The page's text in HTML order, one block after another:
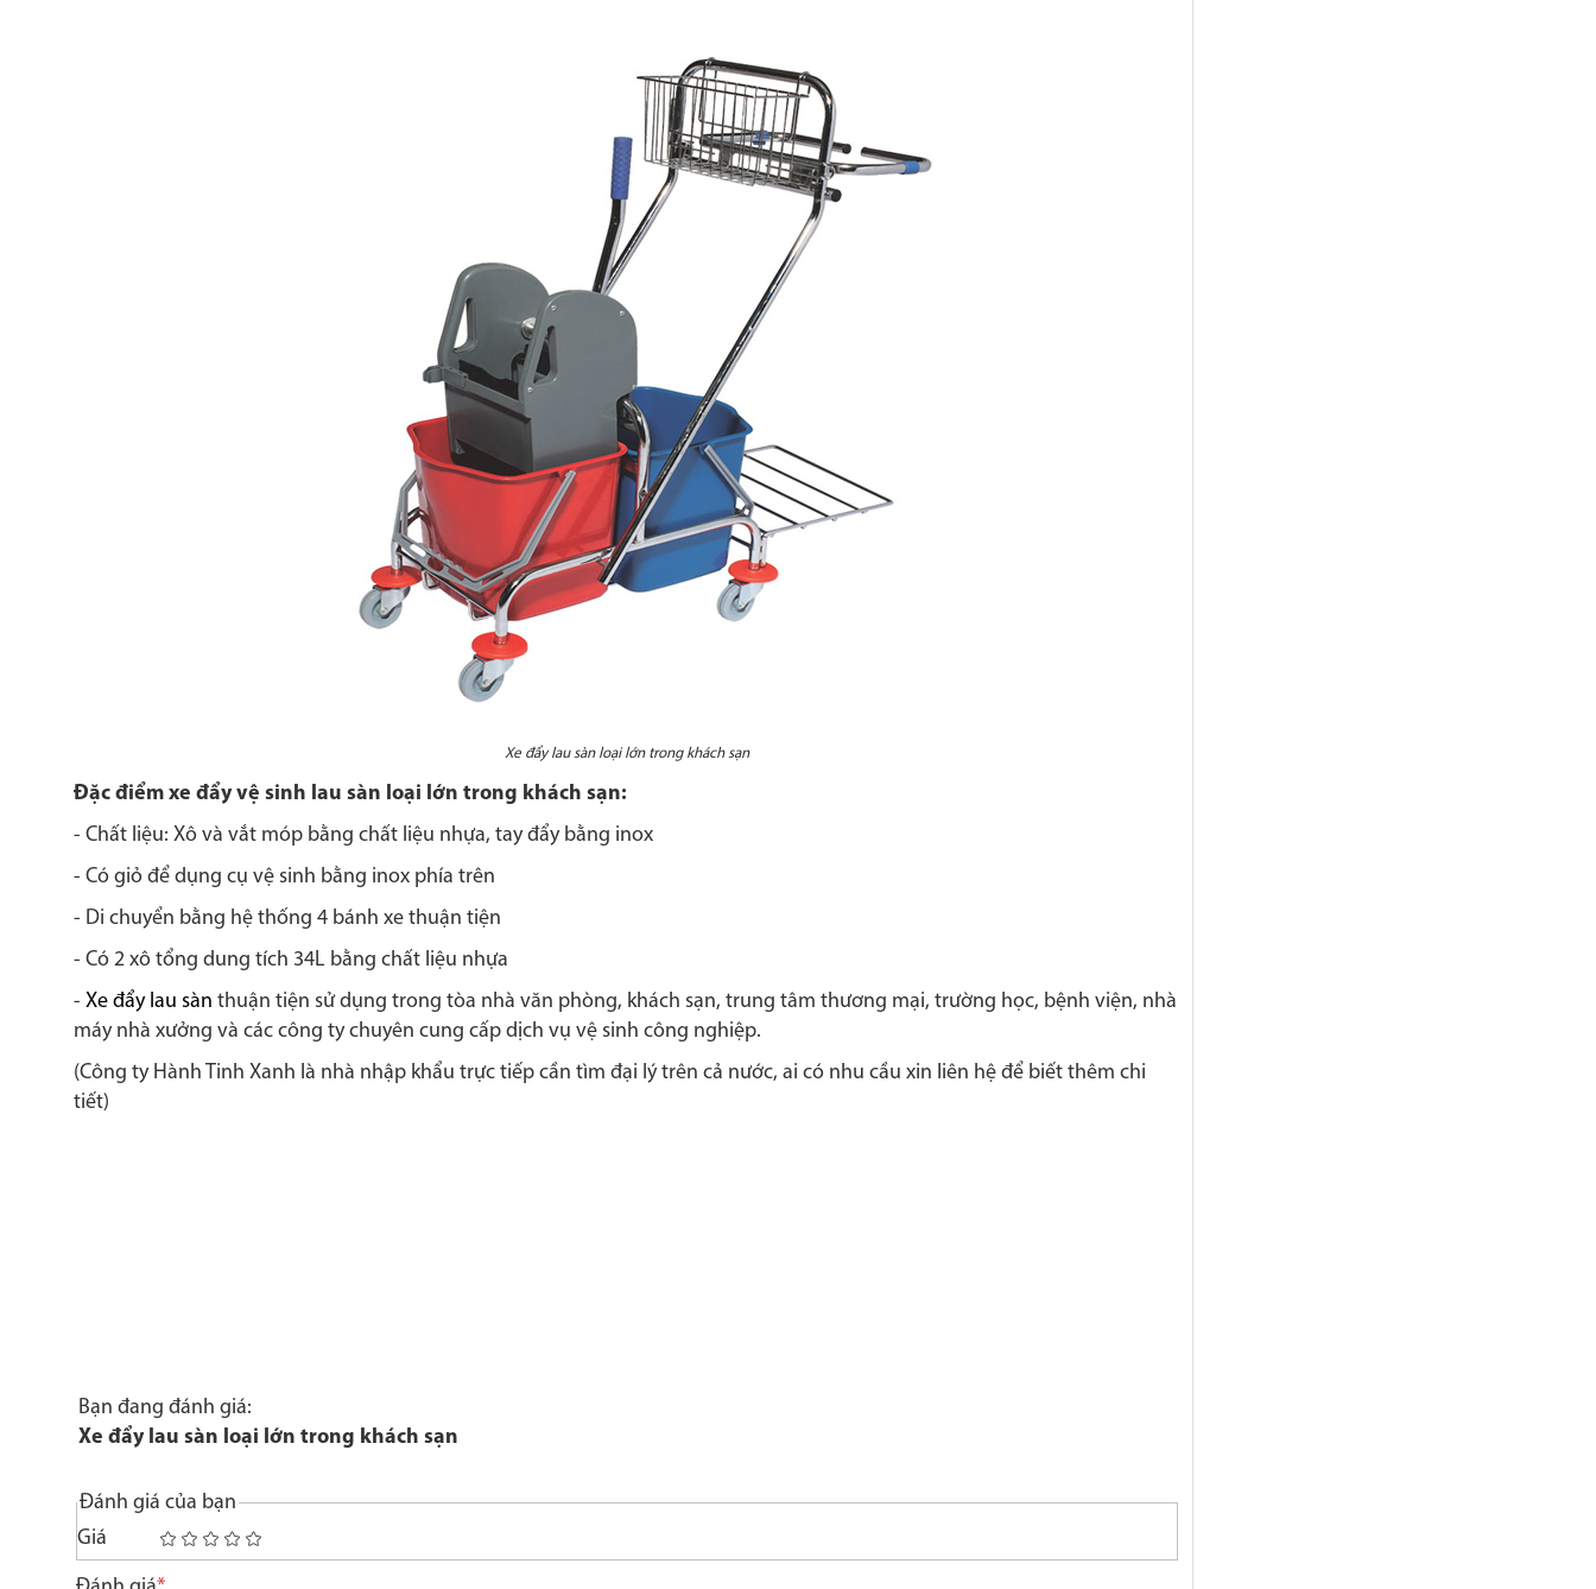
Xe đẩy lau sàn loại lớn trong khách sạn
Đặc điểm xe đẩy vệ sinh lau sàn loại lớn trong khách sạn:
- Chất liệu: Xô và vắt móp bằng chất liệu nhựa, tay đẩy bằng inox
- Có giỏ để dụng cụ vệ sinh bằng inox phía trên
- Di chuyển bằng hệ thống 4 bánh xe thuận tiện
- Có 2 xô tổng dung tích 34L bằng chất liệu nhựa
- Xe đẩy lau sàn thuận tiện sử dụng trong tòa nhà văn phòng, khách sạn, trung tâm thương mại, trường học, bệnh viện, nhà
máy nhà xưởng và các công ty chuyên cung cấp dịch vụ vệ sinh công nghiệp.
(Công ty Hành Tinh Xanh là nhà nhập khẩu trực tiếp cần tìm đại lý trên cả nước, ai có nhu cầu xin liên hệ để biết thêm chi
tiết)
Bạn đang đánh giá:
Xe đẩy lau sàn loại lớn trong khách sạn
Đánh giá của bạn
Giá
1
star
2
stars
3
stars
4
stars
5
stars